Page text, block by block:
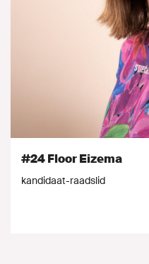
#24 Floor Eizema
kandidaat-raadslid